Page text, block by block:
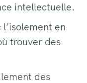
intellectuelle.
en
trouver des
des